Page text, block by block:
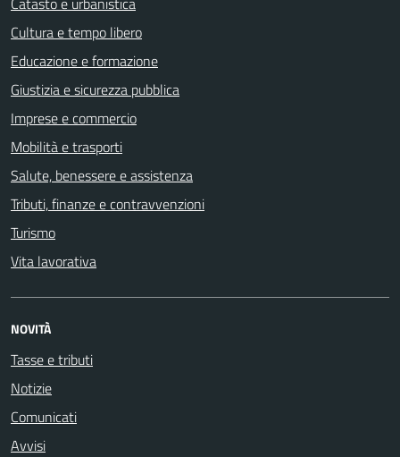
Cultura e tempo libero
Educazione e formazione
Giustizia e sicurezza pubblica
Imprese e commercio
Mobilità e trasporti
Salute, benessere e assistenza
Tributi, finanze e contravvenzioni
Turismo
Vita lavorativa
NOVITÀ
Tasse e tributi
Notizie
Comunicati
Avvisi